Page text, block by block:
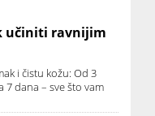
učiniti ravnijim
i čistu kožu: Od 3
7 dana – sve što vam